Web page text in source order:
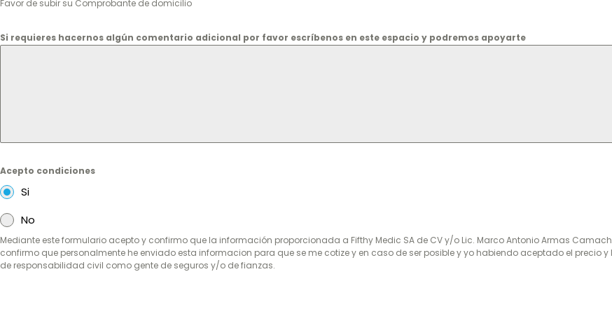
Favor de subir su Comprobante de domicilio
Si requieres hacernos algún comentario adicional por favor escríbenos en este espacio y podremos apoyarte
Acepto condiciones
Si
No
Mediante este formulario acepto y confirmo que la información proporcionada a Fifthy Medic SA de CV y/o Lic. Marco Antonio Armas
confirmo que personalmente he enviado esta informacion para que se me cotize y en caso de ser posible y yo habiendo aceptado el precio
de responsabilidad civil como gente de seguros y/o de fianzas.